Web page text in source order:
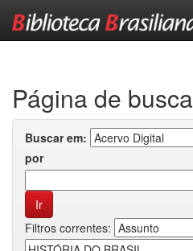
Página de busca
Buscar em:
por
Filtros correntes: